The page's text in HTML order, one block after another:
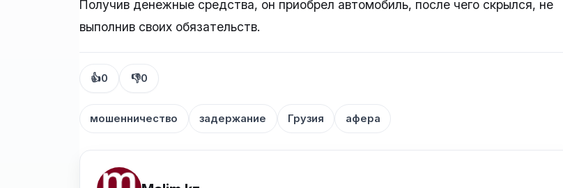
Получив денежные средства, он приобрел автомобиль, после чего скрылся, не
выполнив своих обязательств.
👍0 👎0
мошенничество задержание Грузия афера